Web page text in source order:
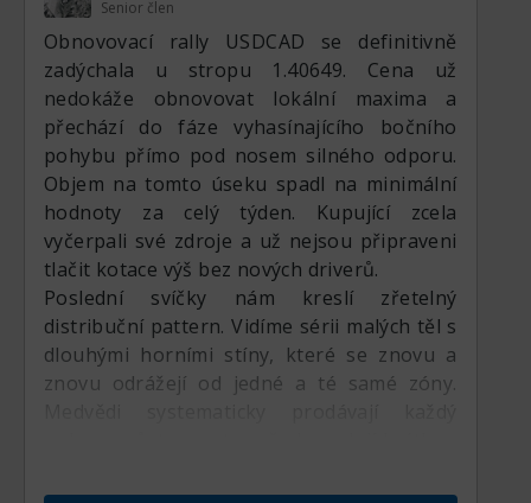
dolar citlivý na výkyvy cen ropy. Změněná
očekávání ohledně geopolitických jednání
na Blízkém východě spolu s plánovanými
změnami produkce OPEC+ zatěžují globální
ropné benchmarky a omezují krátkodobé
zhodnocení CAD. Zatímco obchodníci
vyčkávají na data s vysokým dopadem –
včetně nadcházejících amerických Non-Farm
Payrolls a kanadských údajů o
zaměstnanosti – makroekonomické pozadí
udržuje pod tímto párem podpůrné dno.
Čtyřhodinová technická struktura a
krátkodobý momentum
Senior člen
Obnovovací rally USDCAD se definitivně
zadýchala u stropu 1.40649. Cena už
nedokáže obnovovat lokální maxima a
přechází do fáze vyhasínajícího bočního
pohybu přímo pod nosem silného odporu.
Objem na tomto úseku spadl na minimální
hodnoty za celý týden. Kupující zcela
vyčerpali své zdroje a už nejsou připraveni
tlačit kotace výš bez nových driverů.
Poslední svíčky nám kreslí zřetelný
distribuční pattern. Vidíme sérii malých těl s
dlouhými horními stíny, které se znovu a
znovu odrážejí od jedné a té samé zóny.
veškerou sílu a nyní vypadá jako klasická